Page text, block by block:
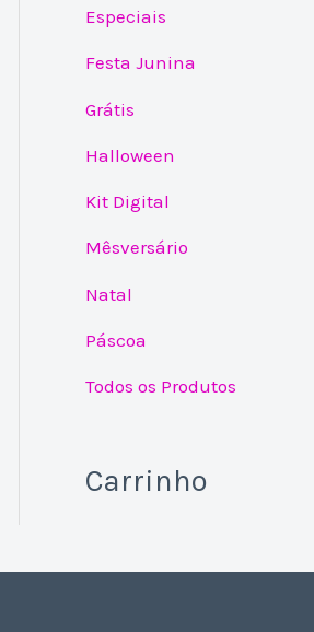
Especiais
Festa Junina
Grátis
Halloween
Kit Digital
Mêsversário
Natal
Páscoa
Todos os Produtos
Carrinho